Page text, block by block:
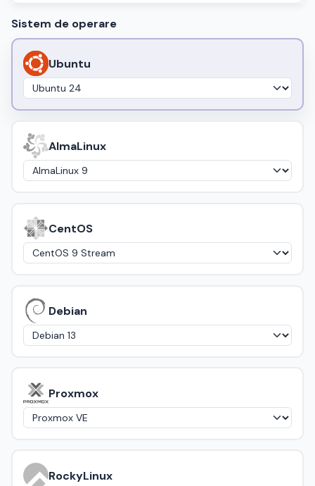
Sistem de operare
Ubuntu
AlmaLinux
CentOS
Debian
Proxmox
RockyLinux